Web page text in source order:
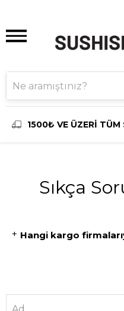
1500₺ VE ÜZERİ TÜM
Sıkça
+ Hangi kargo